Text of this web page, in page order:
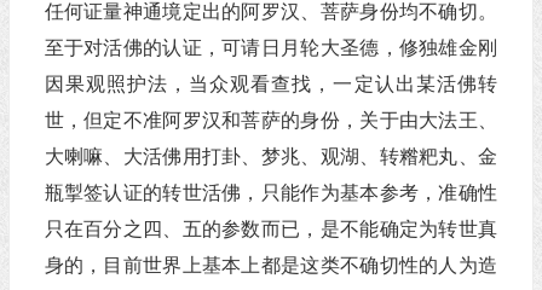
任何证量神通境定出的阿罗汉、菩萨身份均不确切。
至于对活佛的认证，可请日月轮大圣德，修独雄金刚
因果观照护法，当众观看查找，一定认出某活佛转
世，但定不准阿罗汉和菩萨的身份，关于由大法王、
大喇嘛、大活佛用打卦、梦兆、观湖、转糌粑丸、金
瓶掣签认证的转世活佛，只能作为基本参考，准确性
只在百分之四、五的参数而已，是不能确定为转世真
身的，目前世界上基本上都是这类不确切性的人为造